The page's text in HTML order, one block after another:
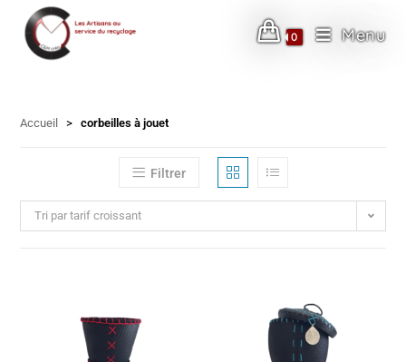
0 Menu
Accueil >corbeilles à jouet
Filtrer
Tri par tarif croissant